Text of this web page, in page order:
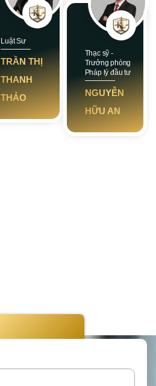
Luật Sư
TRẦN THỊ
THANH
THẢO
Thạc sỹ -
Trưởng phòng
Pháp lý đầu tư
NGUYỄN
HỮU AN